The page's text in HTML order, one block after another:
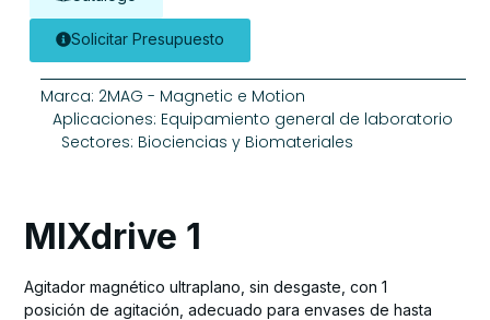
Solicitar Presupuesto
Marca: 2MAG - Magnetic e Motion
Aplicaciones: Equipamiento general de laboratorio
Sectores: Biociencias y Biomateriales
MIXdrive 1
Agitador magnético ultraplano, sin desgaste, con 1
posición de agitación, adecuado para envases de hasta